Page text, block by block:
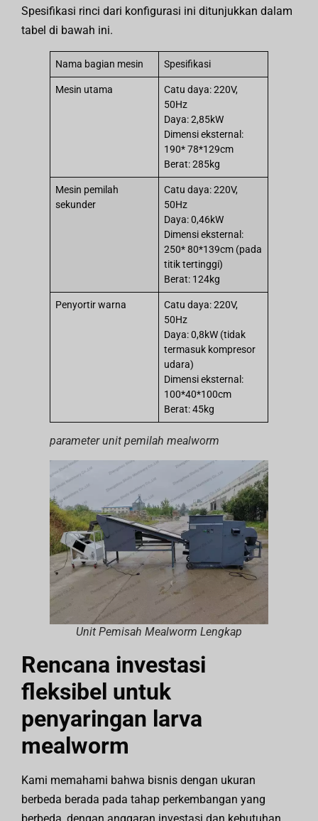
Spesifikasi rinci dari konfigurasi ini ditunjukkan dalam
tabel di bawah ini.
Nama bagian mesin Spesifikasi
Mesin utama
Catu daya: 220V,
50Hz
Daya: 2,85kW
Dimensi eksternal:
190* 78*129cm
Berat: 285kg
Mesin pemilah
sekunder
Catu daya: 220V,
50Hz
Daya: 0,46kW
Dimensi eksternal:
250* 80*139cm (pada
titik tertinggi)
Berat: 124kg
Penyortir warna
Catu daya: 220V,
50Hz
Daya: 0,8kW (tidak
termasuk kompresor
udara)
Dimensi eksternal:
100*40*100cm
Berat: 45kg
parameter unit pemilah mealworm
Unit Pemisah Mealworm Lengkap
Rencana investasi
fleksibel untuk
penyaringan larva
mealworm
Kami memahami bahwa bisnis dengan ukuran
berbeda berada pada tahap perkembangan yang